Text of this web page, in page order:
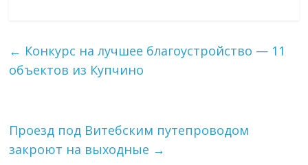
← Конкурс на лучшее благоустройство — 11
объектов из Купчино
Проезд под Витебским путепроводом
закроют на выходные →